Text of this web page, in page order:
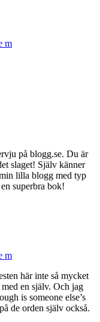
m
på blogg.se. Du är
slaget! Själv känner
lilla blogg med typ
superbra bok!
m
här inte så mycket
en själv. Och jag
is someone else’s
de orden själv också.